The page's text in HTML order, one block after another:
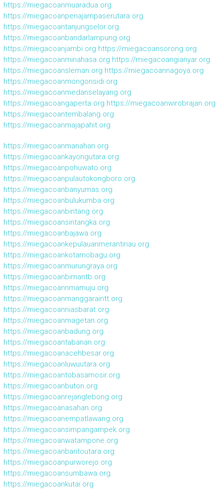
https://miegacoanmuaradua.org
https://miegacoanpenajampaserutara.org
https://miegacoantanjungselor.org
https://miegacoanbandarlampung.org
https://miegacoanjambi.org https://miegacoansorong.org
https://miegacoanminahasa.org https://miegacoangianyar.org
https://miegacoansleman.org https://miegacoannagoya.org
https://miegacoanmongonsidi.org
https://miegacoanmedanselayang.org
https://miegacoangaperta.org https://miegacoanwirobrajan.org
https://miegacoantembalang.org
https://miegacoanmajapahit.org
https://miegacoanmanahan.org
https://miegacoankayongutara.org
https://miegacoanpohuwato.org
https://miegacoanpulautokongboro.org
https://miegacoanbanyumas.org
https://miegacoanbulukumba.org
https://miegacoanbintang.org
https://miegacoansintangka.org
https://miegacoanbajawa.org
https://miegacoankepulauanmerantiriau.org
https://miegacoankotamobagu.org
https://miegacoanmurungraya.org
https://miegacoanbimantb.org
https://miegacoannmamuju.org
https://miegacoanmanggaraintt.org
https://miegacoanniasbarat.org
https://miegacoanmagetan.org
https://miegacoanbadung.org
https://miegacoantabanan.org
https://miegacoanacehbesar.org
https://miegacoanluwuutara.org
https://miegacoantobasamosir.org
https://miegacoanbuton.org
https://miegacoanrejanglebong.org
https://miegacoanasahan.org
https://miegacoanempatlawang.org
https://miegacoansimpangampek.org
https://miegacoanwatampone.org
https://miegacoanbaritoutara.org
https://miegacoanpurworejo.org
https://miegacoansumbawa.org
https://miegacoankutai.org